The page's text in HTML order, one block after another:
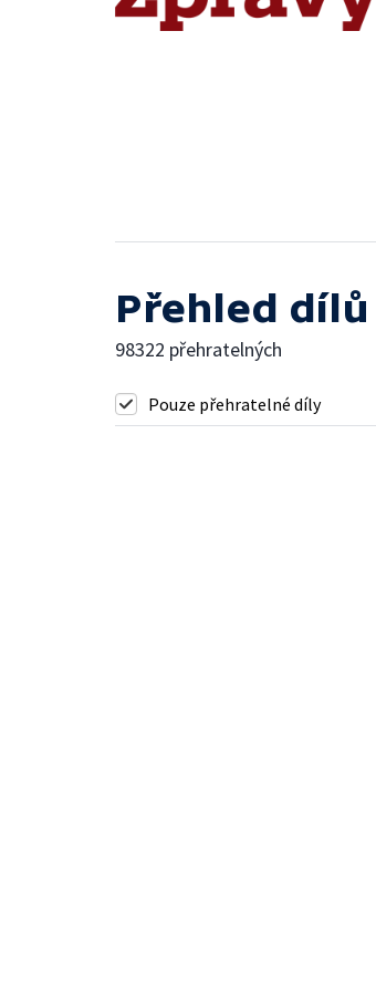
Přehled dílů
98322 přehratelných
Pouze přehratelné díly